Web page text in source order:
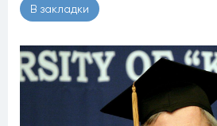
В закладки